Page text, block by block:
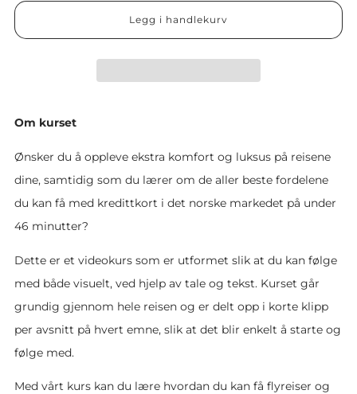
Legg i handlekurv
Om kurset
Ønsker du å oppleve ekstra komfort og luksus på reisene
dine, samtidig som du lærer om de aller beste fordelene
du kan få med kredittkort i det norske markedet på under
46 minutter?
Dette er et videokurs som er utformet slik at du kan følge
med både visuelt, ved hjelp av tale og tekst. Kurset går
grundig gjennom hele reisen og er delt opp i korte klipp
per avsnitt på hvert emne, slik at det blir enkelt å starte og
følge med.
Med vårt kurs kan du lære hvordan du kan få flyreiser og